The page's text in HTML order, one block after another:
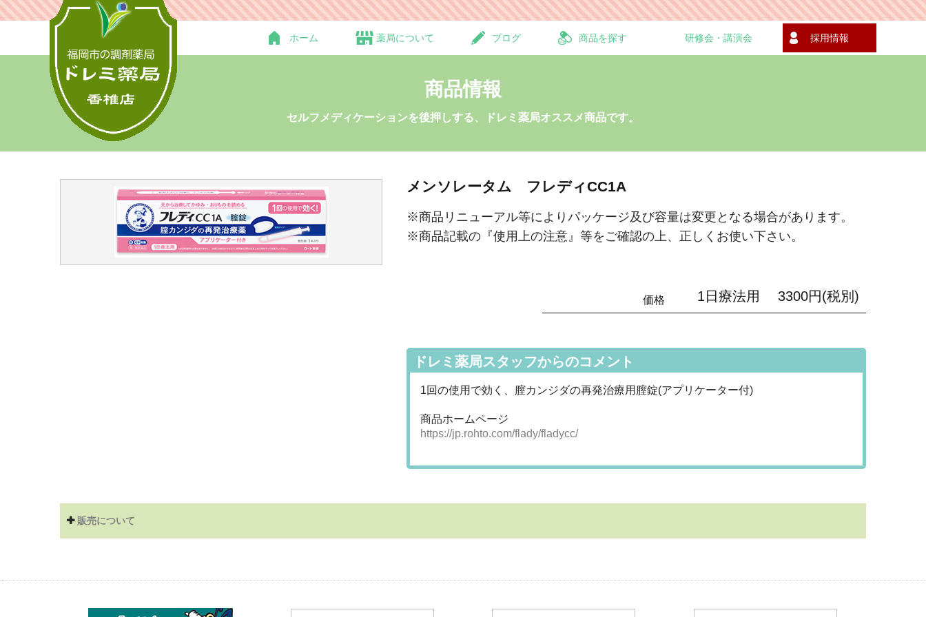
ホーム 薬局について ブログ 商品を探す 研修会・講演会 採用情報
商品情報
セルフメディケーションを後押しする、ドレミ薬局オススメ商品です。
メンソレータム フレディCC1A
※商品リニューアル等によりパッケージ及び容量は変更となる場合があります。
※商品記載の『使用上の注意』等をご確認の上、正しくお使い下さい。
価格 1日療法用 3300円(税別)
ドレミ薬局スタッフからのコメント
1回の使用で効く、膣カンジダの再発治療用膣錠(アプリケーター付)
商品ホームページ
https://jp.rohto.com/flady/fladycc/
販売について